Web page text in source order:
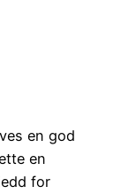
en god
en
for